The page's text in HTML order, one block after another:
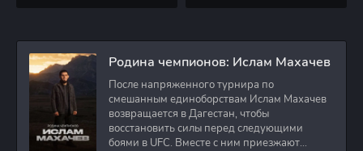
Родина чемпионов: Ислам Махачев
После напряженного турнира по
смешанным единоборствам Ислам Махачев
возвращается в Дагестан, чтобы
восстановить силы перед следующими
боями в UFC. Вместе с ним приезжают